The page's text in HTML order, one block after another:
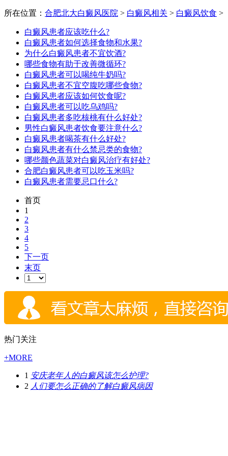
所在位置： 合肥北大白癜风医院 > 白癜风相关 > 白癜风饮食 >
白癜风患者应该吃什么?
白癜风患者如何选择食物和水果?
为什么白癜风患者不宜饮酒?
哪些食物有助于改善微循环?
白癜风患者可以喝纯牛奶吗?
白癜风患者不宜空腹吃哪些食物?
白癜风患者应该如何饮食呢?
白癜风患者可以吃乌鸡吗?
白癜风患者多吃核桃有什么好处?
男性白癜风患者饮食要注意什么?
白癜风患者喝茶有什么好处?
白癜风患者有什么禁忌类的食物?
哪些颜色蔬菜对白癜风治疗有好处?
合肥白癜风患者可以吃玉米吗?
白癜风患者需要忌口什么?
首页
1
2
3
4
5
下一页
末页
热门关注
+MORE
1 安庆老年人的白癜风该怎么护理?
2 人们要怎么正确的了解白癜风病因